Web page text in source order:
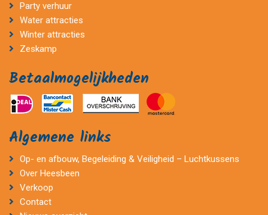
Party verhuur
Water attracties
Winter attracties
Zeskamp
Betaalmogelijkheden
Algemene links
Op- en afbouw, Begeleiding & Veiligheid – Luchtkussens
Over Heesbeen
Verkoop
Contact